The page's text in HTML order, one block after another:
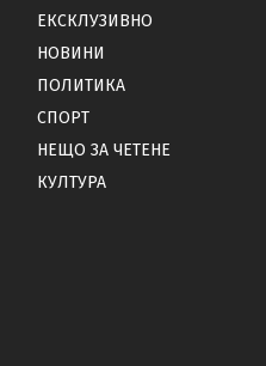
ЕКСКЛУЗИВНО
НОВИНИ
ПОЛИТИКА
СПОРТ
НЕЩО ЗА ЧЕТЕНЕ
КУЛТУРА